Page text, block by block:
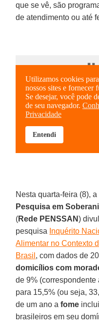
que se vê, são
de atendimento ou até
Nesta quarta-feira (8), a
Pesquisa em
(Rede PENSSAN)
pesquisa Inquérito
Alimentar no Contexto
Brasil , com dados de
domicílios com
de 9%
para 15,5% (ou seja,
de um ano afome
brasileiros em seu